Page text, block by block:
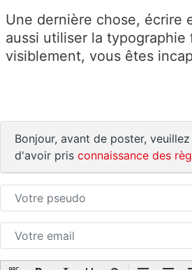
Une dernière chose, écrire
aussi utiliser la typographie
visiblement, vous êtes
Bonjour, avant de poster,
d'avoir pris connaissance des